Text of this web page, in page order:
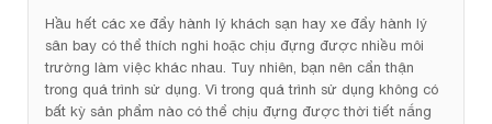
Hầu hết các xe đẩy hành lý khách sạn hay xe đẩy hành lý
sân bay có thể thích nghi hoặc chịu đựng được nhiều môi
trường làm việc khác nhau. Tuy nhiên, bạn nên cẩn thận
trong quá trình sử dụng. Vì trong quá trình sử dụng không có
bất kỳ sản phẩm nào có thể chịu đựng được thời tiết nắng